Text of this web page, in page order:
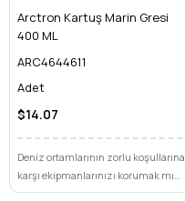
Arctron Kartuş Marin Gresi
400 ML
ARC4644611
Adet
$14.07
Deniz ortamlarının zorlu koşullarına
karşı ekipmanlarınızı korumak mı
istiyorsunuz? Arctron Kartuş Marin